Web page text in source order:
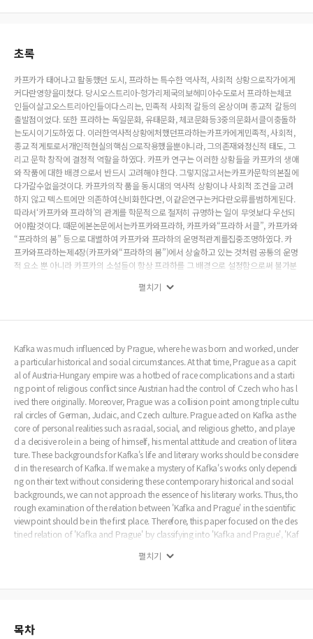
초록
카프카가 태어나고 활동했던 도시, 프라하는 특수한 역사적, 사회적 상황으로작가에게
커다란영향을미쳤다. 당시오스트리아-헝가리제국의보헤미아수도로서 프라하는체코
인들이살고오스트리아인들이다스리는, 민족적 사회적 갈등의 온상이며 종교적 갈등의
출발점이었다. 또한 프라하는 독일문화, 유태문화, 체코문화등3중의문화서클이충돌하
는도시이기도하였 다. 이러한역사적상황에처했던프라하는카프카에게민족적, 사회적,
종교 적게토로서개인적현실의핵심으로작용했을뿐아니라, 그의존재와정신적 태도, 그
리고 문학 창작에 결정적 역할을 하였다. 카프카 연구는 이러한 상황들을 카프카의 생애
와 작품에 대한 배경으로서 반드시 고려해야 한다. 그렇지않고서는카프카문학의본질에
다가갈수없을것이다. 카프카의작 품을 동시대의 역사적 상황이나 사회적 조건을 고려
하지 않고 텍스트에만 의존하여신비화한다면, 이같은연구는커다란오류를범하게된다.
따라서‘카프카와 프라하’의 관계를 학문적으로 철저히 규명하는 일이 무엇보다 우선되
어야할것이다. 때문에본논문에서는카프카와프라하, 카프카와“프라하 서클”, 카프카와
“프라하의 봄” 등으로 대별하여 카프카와 프라하의 운명적관계를집중조명하였다. 카
프카와프라하는제4장(카프카와“프라하의 봄”)에서 상술하고 있는 것처럼 공통의 운명
적 요소 뿐 아니라 카프카의 소설들이 항상 프라하를 그 배경으로 설정함으로써 불가분
따라서“카프카가 프라하였고 프라하가 카프카였다”라는 등식이 성립되는 것이다.
펼치기
Kafka was much influenced by Prague, where he was born and worked, under
a particular historical and social circumstances. At that time, Prague as a capit
al of Austria-Hungary empire was a hotbed of race complications and a starti
ng point of religious conflict since Austrian had the control of Czech who has l
ived there originally. Moreover, Prague was a collision point among triple cultu
ral circles of German, Judaic, and Czech culture. Prague acted on Kafka as the
core of personal realities such as racial, social, and religious ghetto, and playe
d a decisive role in a being of himself, his mental attitude and creation of litera
ture. These backgrounds for Kafka's life and literary works should be considere
d in the research of Kafka. If we make a mystery of Kafka's works only dependi
ng on their text without considering these contemporary historical and social
backgrounds, we can not approach the essence of his literary works. Thus, tho
rough examination of the relation between 'Kafka and Prague' in the scientific
viewpoint should be in the first place. Therefore, this paper focused on the des
tined relation of 'Kafka and Prague' by classifying into 'Kafka and Prague', 'Kaf
ave the common destined elements as described in the chapter 4 (Kafka and
was the background of Kafka's works. In other words, Prague left inerasable tr
펼치기
목차